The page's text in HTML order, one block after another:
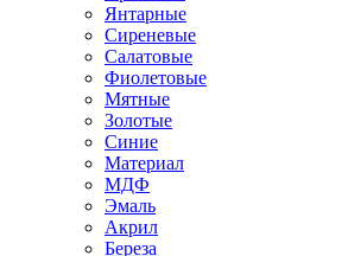
Янтарные
Сиреневые
Салатовые
Фиолетовые
Мятные
Золотые
Синие
Материал
МДФ
Эмаль
Акрил
Береза